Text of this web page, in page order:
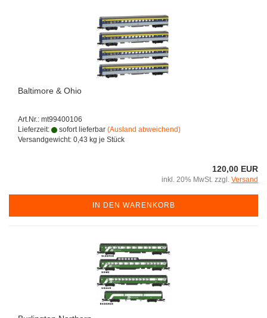
Baltimore & Ohio
Art.Nr.: mt99400106
Lieferzeit:
sofort lieferbar (Ausland abweichend)
Versandgewicht: 0,43 kg je Stück
120,00 EUR
inkl. 20% MwSt. zzgl. Versand
IN DEN WARENKORB